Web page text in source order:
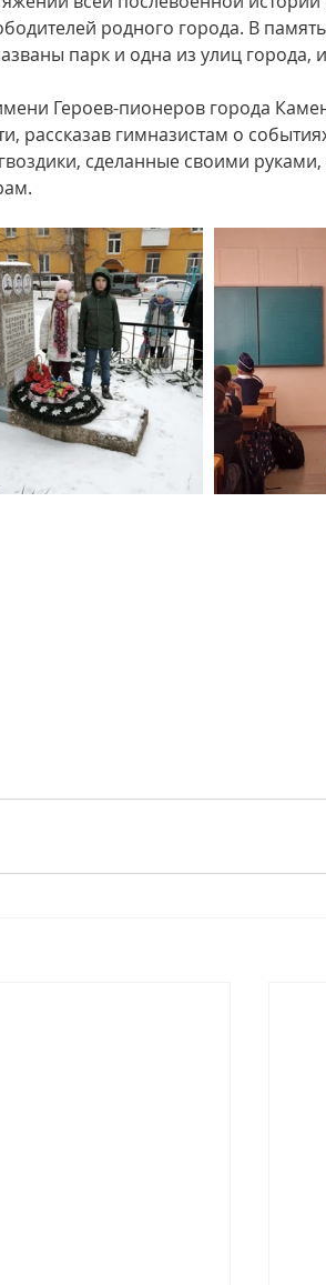
родного города. В
парк и одна из улиц города,
Героев-пионеров города
рассказав гимназистам о
сделанные своими